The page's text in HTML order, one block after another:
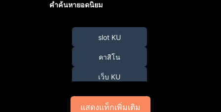
คำค้นหายอดนิยม
slot KU
คาสิโน
เว็บ KU
แสดงแท็กเพิ่มเติม